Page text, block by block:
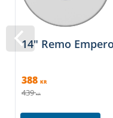
14" Remo
388 KR
439 KR